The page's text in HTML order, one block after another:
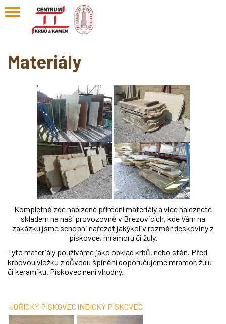
Materiály
Kompletně zde nabízené přírodní materiály a více naleznete
skladem na naší provozovně v Březovicích, kde Vám na
zakázku jsme schopni nařezat jakýkoliv rozměr deskoviny z
pískovce, mramoru či žuly.
Tyto materiály používáme jako obklad krbů, nebo stěn. Před
krbovou vložku z důvodu špinění doporučujeme mramor, žulu
či keramiku. Pískovec není vhodný.
HOŘICKÝ PÍSKOVEC INDICKÝ PÍSKOVEC